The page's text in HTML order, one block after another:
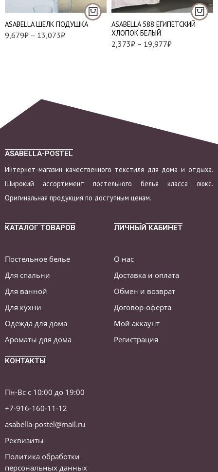
АSABELLA ШЕЛК ПОДУШКА
9,679₽ – 13,073₽
АSABELLA 588 ЕГИПЕТСКИЙ
ХЛОПОК БЕЛЫЙ
2,373₽ – 19,977₽
ASABELLA-POSTEL
Интернет-магазин качественного текстиля для дома и отдыха.
Широкий ассортимент постельного белья класса люкс.
Оригинальная продукция по доступным ценам.
КАТАЛОГ ТОВАРОВ
Постельное белье
Для спальни
Для ванной
Для кухни
Одежда для дома
Ароматы для дома
ЛИЧНЫЙ КАБИНЕТ
О нас
Доставка и оплата
Обмен и возврат
Договор-оферта
Мой аккаунт
Регистрация
КОНТАКТЫ
Пн-Вс с 10:00 до 19:00
+7-916-160-11-12
asabella-postel@mail.ru
Реквизиты
Политика обработки
персональных данных